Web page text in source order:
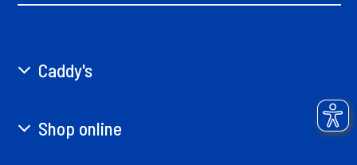
Caddy's
Shop online